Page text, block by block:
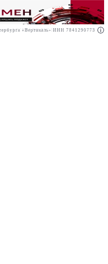
АО"ПРАВО.РУ" ИНН: 7708095468
«Вертикаль» ИНН 7841290773